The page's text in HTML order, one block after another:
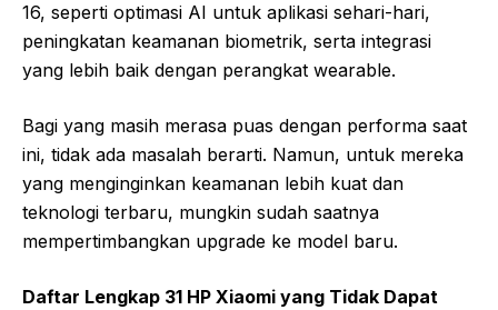
16, seperti optimasi AI untuk aplikasi sehari-hari,
peningkatan keamanan biometrik, serta integrasi
yang lebih baik dengan perangkat wearable.
Bagi yang masih merasa puas dengan performa saat
ini, tidak ada masalah berarti. Namun, untuk mereka
yang menginginkan keamanan lebih kuat dan
teknologi terbaru, mungkin sudah saatnya
mempertimbangkan upgrade ke model baru.
Daftar Lengkap 31 HP Xiaomi yang Tidak Dapat